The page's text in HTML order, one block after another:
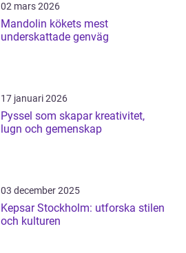
02 mars 2026
Mandolin kökets mest
underskattade genväg
17 januari 2026
Pyssel som skapar kreativitet,
lugn och gemenskap
03 december 2025
Kepsar Stockholm: utforska stilen
och kulturen